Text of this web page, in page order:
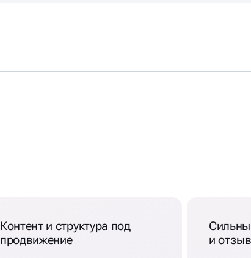
Контент и структура под
продвижение
и